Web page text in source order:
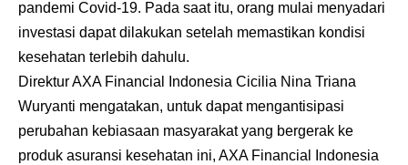
pandemi Covid-19. Pada saat itu, orang mulai menyadari
investasi dapat dilakukan setelah memastikan kondisi
kesehatan terlebih dahulu.
Direktur AXA Financial Indonesia Cicilia Nina Triana
Wuryanti mengatakan, untuk dapat mengantisipasi
perubahan kebiasaan masyarakat yang bergerak ke
produk asuransi kesehatan ini, AXA Financial Indonesia